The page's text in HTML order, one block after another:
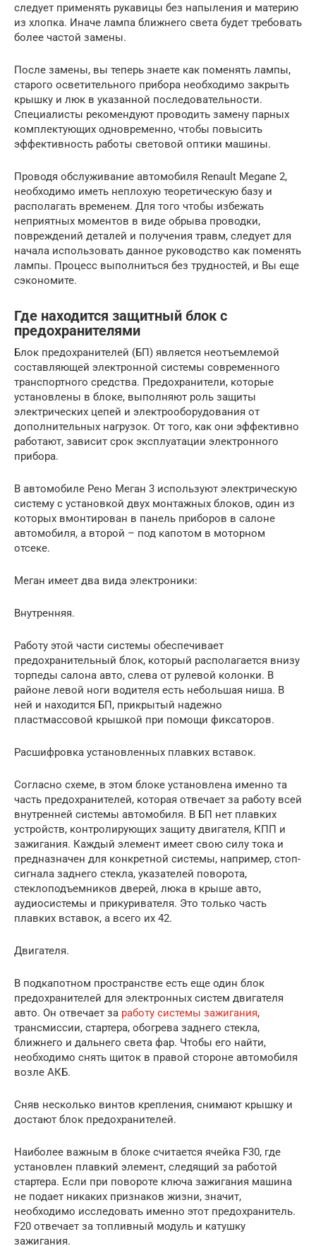
следует применять рукавицы без напыления и материю
из хлопка. Иначе лампа ближнего света будет требовать
более частой замены.
После замены, вы теперь знаете как поменять лампы,
старого осветительного прибора необходимо закрыть
крышку и люк в указанной последовательности.
Специалисты рекомендуют проводить замену парных
комплектующих одновременно, чтобы повысить
эффективность работы световой оптики машины.
Проводя обслуживание автомобиля Renault Megane 2,
необходимо иметь неплохую теоретическую базу и
располагать временем. Для того чтобы избежать
неприятных моментов в виде обрыва проводки,
повреждений деталей и получения травм, следует для
начала использовать данное руководство как поменять
лампы. Процесс выполниться без трудностей, и Вы еще
сэкономите.
Где находится защитный блок с
предохранителями
Блок предохранителей (БП) является неотъемлемой
составляющей электронной системы современного
транспортного средства. Предохранители, которые
установлены в блоке, выполняют роль защиты
электрических цепей и электрооборудования от
дополнительных нагрузок. От того, как они эффективно
работают, зависит срок эксплуатации электронного
прибора.
В автомобиле Рено Меган 3 используют электрическую
систему с установкой двух монтажных блоков, один из
которых вмонтирован в панель приборов в салоне
автомобиля, а второй – под капотом в моторном
отсеке.
Меган имеет два вида электроники:
Внутренняя.
Работу этой части системы обеспечивает
предохранительный блок, который располагается внизу
торпеды салона авто, слева от рулевой колонки. В
районе левой ноги водителя есть небольшая ниша. В
ней и находится БП, прикрытый надежно
пластмассовой крышкой при помощи фиксаторов.
Расшифровка установленных плавких вставок.
Согласно схеме, в этом блоке установлена именно та
часть предохранителей, которая отвечает за работу всей
внутренней системы автомобиля. В БП нет плавких
устройств, контролирующих защиту двигателя, КПП и
зажигания. Каждый элемент имеет свою силу тока и
предназначен для конкретной системы, например, стоп-
сигнала заднего стекла, указателей поворота,
стеклоподъемников дверей, люка в крыше авто,
аудиосистемы и прикуривателя. Это только часть
плавких вставок, а всего их 42.
Двигателя.
В подкапотном пространстве есть еще один блок
предохранителей для электронных систем двигателя
авто. Он отвечает за работу системы зажигания,
трансмиссии, стартера, обогрева заднего стекла,
ближнего и дальнего света фар. Чтобы его найти,
необходимо снять щиток в правой стороне автомобиля
возле АКБ.
Сняв несколько винтов крепления, снимают крышку и
достают блок предохранителей.
Наиболее важным в блоке считается ячейка F30, где
установлен плавкий элемент, следящий за работой
стартера. Если при повороте ключа зажигания машина
не подает никаких признаков жизни, значит,
необходимо исследовать именно этот предохранитель.
F20 отвечает за топливный модуль и катушку
зажигания.